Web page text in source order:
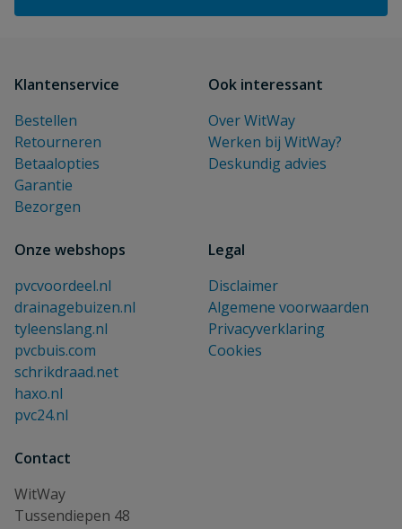
Klantenservice
Bestellen
Retourneren
Betaalopties
Garantie
Bezorgen
Ook interessant
Over WitWay
Werken bij WitWay?
Deskundig advies
Onze webshops
pvcvoordeel.nl
drainagebuizen.nl
tyleenslang.nl
pvcbuis.com
schrikdraad.net
haxo.nl
pvc24.nl
Legal
Disclaimer
Algemene voorwaarden
Privacyverklaring
Cookies
Contact
WitWay
Tussendiepen 48